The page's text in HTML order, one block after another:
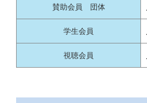
賛助会員 団体
学生会員
視聴会員